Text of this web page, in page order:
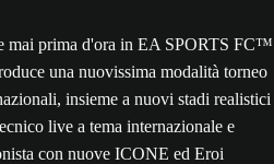
mai prima d'ora in EA SPORTS FC™
una nuovissima modalità torneo
insieme a nuovi stadi realistici
live a tema internazionale e
con nuove ICONE ed Eroi